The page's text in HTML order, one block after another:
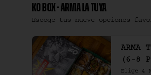
KO BOX - ARMA LA TUYA
Escoge tus nueve opciones
ARMA
(6-8
Elige 4